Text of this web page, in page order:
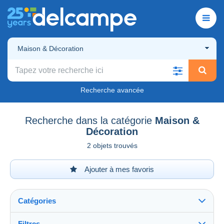
Maison & Décoration
Recherche avancée
Recherche dans la catégorie Maison &
Décoration
2 objets trouvés
Ajouter à mes favoris
Catégories